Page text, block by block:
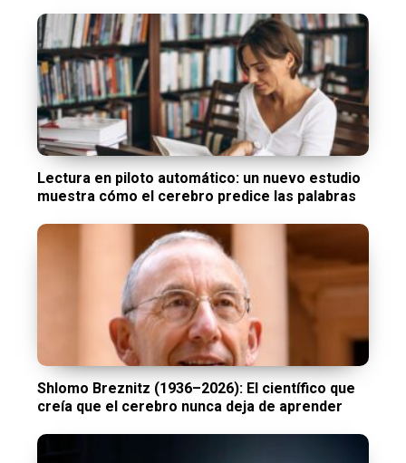
Lectura en piloto automático: un nuevo estudio
muestra cómo el cerebro predice las palabras
Shlomo Breznitz (1936–2026): El científico que
creía que el cerebro nunca deja de aprender